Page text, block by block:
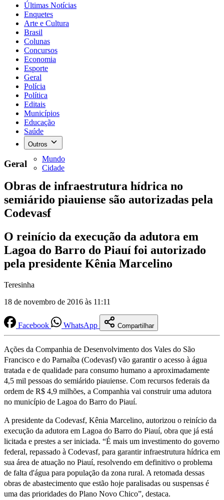
Últimas Notícias
Enquetes
Arte e Cultura
Brasil
Colunas
Concursos
Economia
Esporte
Geral
Polícia
Política
Editais
Municípios
Educação
Saúde
Outros
Mundo
Cidade
Geral
Obras de infraestrutura hídrica no
semiárido piauiense são autorizadas pela
Codevasf
O reinício da execução da adutora em
Lagoa do Barro do Piauí foi autorizado
pela presidente Kênia Marcelino
Teresinha
18 de novembro de 2016 às 11:11
Facebook WhatsApp Compartilhar
Ações da Companhia de Desenvolvimento dos Vales do São
Francisco e do Parnaíba (Codevasf) vão garantir o acesso à água
tratada e de qualidade para consumo humano a aproximadamente
4,5 mil pessoas do semiárido piauiense. Com recursos federais da
ordem de R$ 4,9 milhões, a Companhia vai construir uma adutora
no município de Lagoa do Barro do Piauí.
A presidente da Codevasf, Kênia Marcelino, autorizou o reinício da
execução da adutora em Lagoa do Barro do Piauí, obra que já está
licitada e prestes a ser iniciada. “É mais um investimento do governo
federal, repassado à Codevasf, para garantir infraestrutura hídrica em
sua área de atuação no Piauí, resolvendo em definitivo o problema
de falta d'água para população da zona rural. A retomada dessas
obras de abastecimento que estão hoje paralisadas ou suspensas é
uma das prioridades do Plano Novo Chico”, destaca.